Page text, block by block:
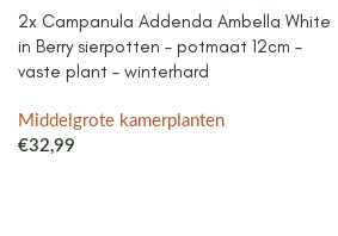
2x Campanula Addenda Ambella White
in Berry sierpotten – potmaat 12cm –
vaste plant – winterhard
Middelgrote kamerplanten
€32,99